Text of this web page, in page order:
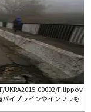
UKRA2015-00002/Filippov
イプラインやインフラも